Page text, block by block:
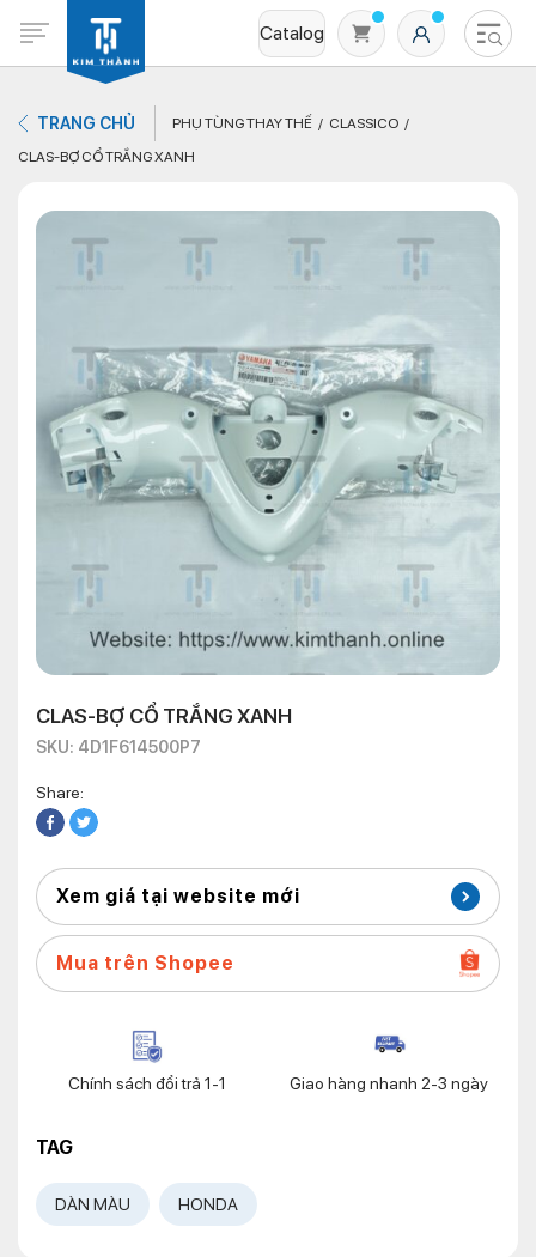
Catalog
Không có sản phẩm nào trong giỏ hàng
TRANG CHỦ PHỤ TÙNG THAY THẾ
CLASSICO
CLAS-BỢ CỔ TRẮNG XANH
CLAS-BỢ CỔ TRẮNG XANH
SKU: 4D1F614500P7
Share:
Xem giá tại website mới
Mua trên Shopee
Chính sách đổi trả 1-1 Giao hàng nhanh 2-3 ngày
TAG
DÀN MÀU HONDA